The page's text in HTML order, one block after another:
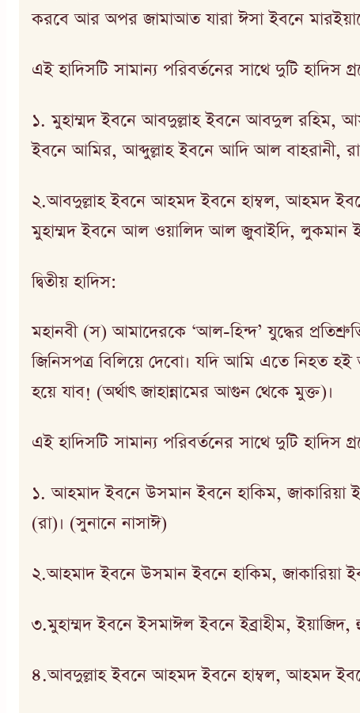
করবে আর অপর জামাআত যারা ঈসা ইবনে
এই হাদিসটি সামান্য পরিবর্তনের সাথে দুটি হাদিস
১. মুহাম্মদ ইবনে আবদুল্লাহ ইবনে আবদুল রহিম,
ইবনে আমির, আব্দুল্লাহ ইবনে আদি আল বাহরানী,
২.আবদুল্লাহ ইবনে আহমদ ইবনে হাম্বল, আহমদ
মুহাম্মদ ইবনে আল ওয়ালিদ আল জুবাইদি,
দ্বিতীয় হাদিস:
মহানবী (স) আমাদেরকে ‘আল-হিন্দ’ যুদ্ধের
জিনিসপত্র বিলিয়ে দেবো। যদি আমি এতে নিহত
হয়ে যাব! (অর্থাৎ জাহান্নামের আগুন থেকে মুক্ত)।
এই হাদিসটি সামান্য পরিবর্তনের সাথে দুটি হাদিস
১. আহমাদ ইবনে উসমান ইবনে হাকিম,
(রা)। (সুনানে নাসাঈ)
২.আহমাদ ইবনে উসমান ইবনে হাকিম, জাকারিয়া
৩.মুহাম্মদ ইবনে ইসমাঈল ইবনে ইব্রাহীম,
৪.আবদুল্লাহ ইবনে আহমদ ইবনে হাম্বল, আহমদ